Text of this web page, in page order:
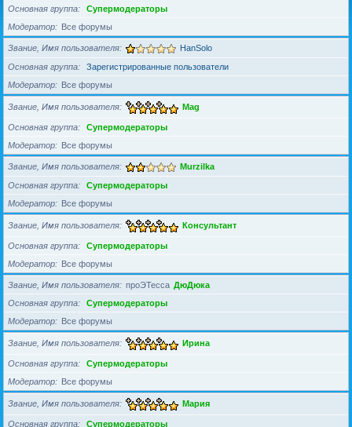
Основная группа
Супермодераторы
Модератор
Все форумы
Звание, Имя пользователя HanSolo
Основная группа
Зарегистрированные пользователи
Модератор
Все форумы
Звание, Имя пользователя Mag
Основная группа
Супермодераторы
Модератор
Все форумы
Звание, Имя пользователя Murzilka
Основная группа
Супермодераторы
Модератор
Все форумы
Звание, Имя пользователя Консультант
Основная группа
Супермодераторы
Модератор
Все форумы
Звание, Имя пользователя проЭТесса ДюДюка
Основная группа
Супермодераторы
Модератор
Все форумы
Звание, Имя пользователя Ирина
Основная группа
Супермодераторы
Модератор
Все форумы
Звание, Имя пользователя Мария
Основная группа Супермодераторы